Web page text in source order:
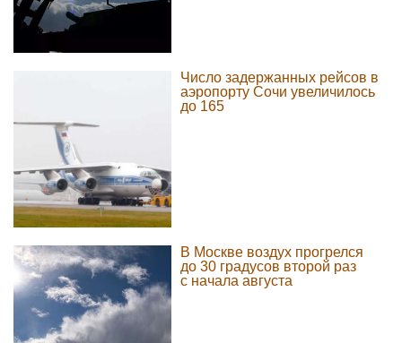
Число задержанных рейсов в
аэропорту Сочи увеличилось
до 165
В Москве воздух прогрелся
до 30 градусов второй раз
с начала августа